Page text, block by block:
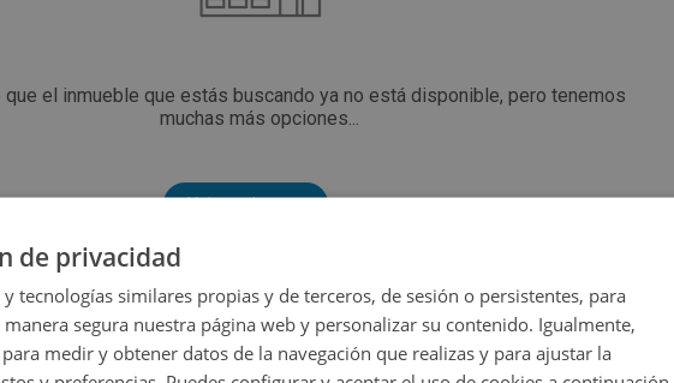
que el inmueble que estás buscando ya no está disponible, pero tenemos
muchas más opciones...
Volver a buscar
de privacidad
tecnologías similares propias y de terceros, de sesión o persistentes, para
segura nuestra página web y personalizar su contenido. Igualmente,
medir y obtener datos de la navegación que realizas y para ajustar la